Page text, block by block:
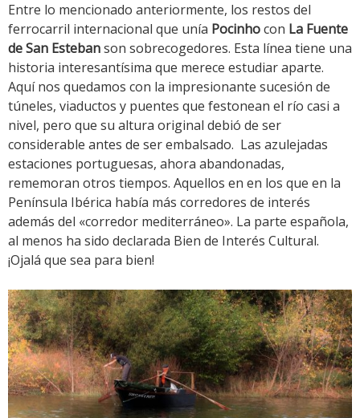
Entre lo mencionado anteriormente, los restos del
ferrocarril internacional que unía Pocinhocon La Fuente
de San Estebanson sobrecogedores. Esta línea tiene una
historia interesantísima que merece estudiar aparte.
Aquí nos quedamos con la impresionante sucesión de
túneles, viaductos y puentes que festonean el río casi a
nivel, pero que su altura original debió de ser
considerable antes de ser embalsado. Las azulejadas
estaciones portuguesas, ahora abandonadas,
rememoran otros tiempos. Aquellos en en los que en la
Península Ibérica había más corredores de interés
además del «corredor mediterráneo». La parte española,
al menos ha sido declarada Bien de Interés Cultural.
¡Ojalá que sea para bien!